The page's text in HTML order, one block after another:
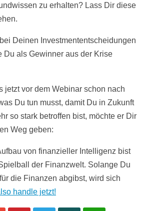
zu erhalten? Lass Dir diese
Deinen Investmententscheidungen
Du als Gewinner aus der Krise
jetzt vor dem Webinar schon nach
Du tun musst, damit Du in Zukunft
so stark betroffen bist, möchte er Dir
Weg geben:
von finanzieller Intelligenz bist
der Finanzwelt. Solange Du
die Finanzen abgibst, wird sich
handle jetzt!